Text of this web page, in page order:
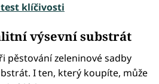
klíčivosti
výsevní substrát
pěstování zeleninové sadby
I ten, který koupíte, může